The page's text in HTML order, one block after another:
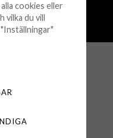
sedan 2008
cookies eller
vilka du vill